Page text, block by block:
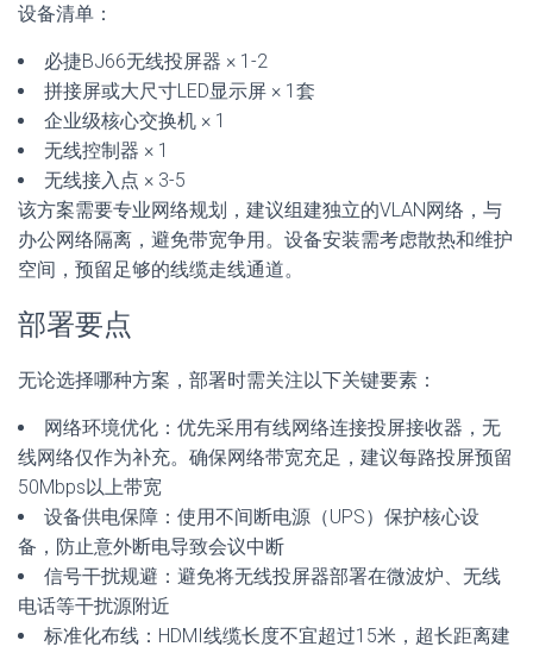
设备清单：
必捷BJ66无线投屏器 × 1-2
拼接屏或大尺寸LED显示屏 × 1套
企业级核心交换机 × 1
无线控制器 × 1
无线接入点 × 3-5
该方案需要专业网络规划，建议组建独立的VLAN网络，与
办公网络隔离，避免带宽争用。设备安装需考虑散热和维护
空间，预留足够的线缆走线通道。
部署要点
无论选择哪种方案，部署时需关注以下关键要素：
网络环境优化：优先采用有线网络连接投屏接收器，无
线网络仅作为补充。确保网络带宽充足，建议每路投屏预留
50Mbps以上带宽
设备供电保障：使用不间断电源（UPS）保护核心设
备，防止意外断电导致会议中断
信号干扰规避：避免将无线投屏器部署在微波炉、无线
电话等干扰源附近
标准化布线：HDMI线缆长度不宜超过15米，超长距离建